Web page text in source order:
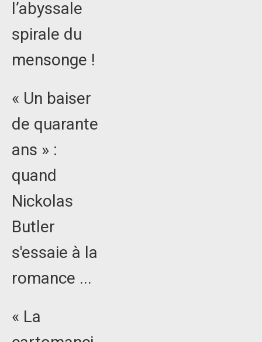
l’abyssale
spirale du
mensonge !
« Un baiser
de quarante
ans » :
quand
Nickolas
Butler
s'essaie à la
romance ...
« La